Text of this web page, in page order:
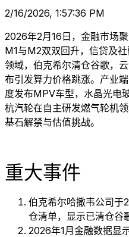
2/16/2026, 1:57:36 PM
2026年2月16日，金融市场
M1与M2双双回升，信贷及
领域，伯克希尔清仓谷歌，
布引发算力价格跳涨。产业
度发布MPV车型，水晶光电
杭汽轮在自主研发燃气轮机
基石解禁与估值挑战。
重大事件
伯克希尔哈撒韦公司于
仓清单，显示已清仓谷
2026年1月金融数据显